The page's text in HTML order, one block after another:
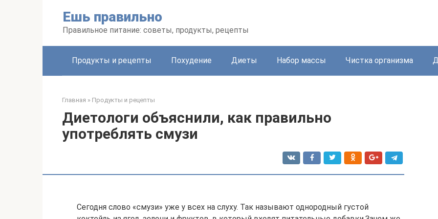
Ешь правильно
Правильное питание: советы, продукты, рецепты
Продукты и рецепты Похудение Диеты Набор массы Чистка организма
Главная » Продукты и рецепты
Диетологи объяснили, как правильно
употреблять смузи
Сегодня слово «смузи» уже у всех на слуху. Так называют однородный густой